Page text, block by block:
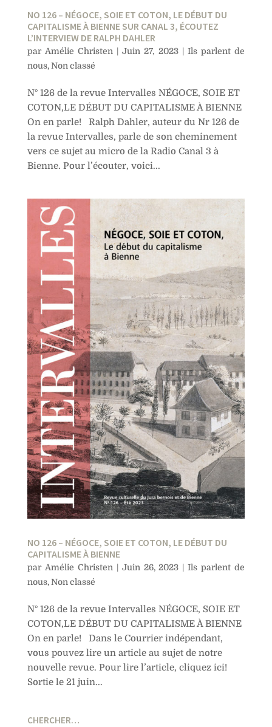
NO 126 – NÉGOCE, SOIE ET COTON, LE DÉBUT DU
CAPITALISME À BIENNE SUR CANAL 3, ÉCOUTEZ
L’INTERVIEW DE RALPH DAHLER
par Amélie Christen |Juin 27, 2023| Ils parlent de
nous,Non classé
N° 126 de la revue Intervalles NÉGOCE, SOIE ET
COTON,LE DÉBUT DU CAPITALISME À BIENNE
On en parle! Ralph Dahler, auteur du Nr 126 de
la revue Intervalles, parle de son cheminement
vers ce sujet au micro de la Radio Canal 3 à
Bienne. Pour l’écouter, voici...
NO 126 – NÉGOCE, SOIE ET COTON, LE DÉBUT DU
CAPITALISME À BIENNE
par Amélie Christen| Juin 26, 2023 |Ils parlent de
nous,Non classé
N° 126 de la revue Intervalles NÉGOCE, SOIE ET
COTON,LE DÉBUT DU CAPITALISME À BIENNE
On en parle! Dans le Courrier indépendant,
vous pouvez lire un article au sujet de notre
nouvelle revue. Pour lire l’article, cliquez ici!
Sortie le 21 juin...
CHERCHER…